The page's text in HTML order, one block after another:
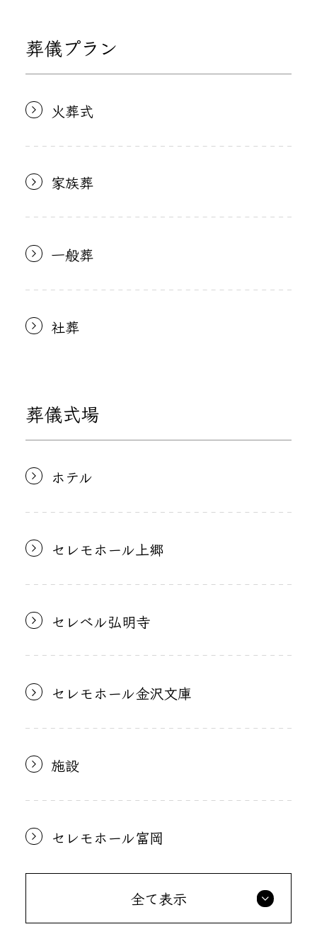
葬儀プラン
火葬式
家族葬
一般葬
社葬
葬儀式場
ホテル
セレモホール上郷
セレベル弘明寺
セレモホール金沢文庫
施設
セレモホール富岡
全て表示